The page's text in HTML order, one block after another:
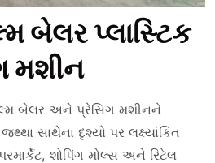
બેલર પ્લાસ્ટિક
મશીન
બેલર અને પ્રેસિંગ મશીનને
સાથેના દૃશ્યો પર લક્ષ્યાંકિત
શોપિંગ મોલ્સ અને રિટેલ